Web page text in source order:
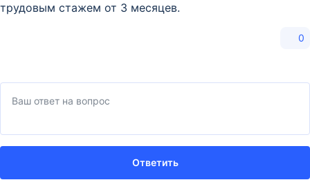
трудовым стажем от 3 месяцев.
0
Ответить